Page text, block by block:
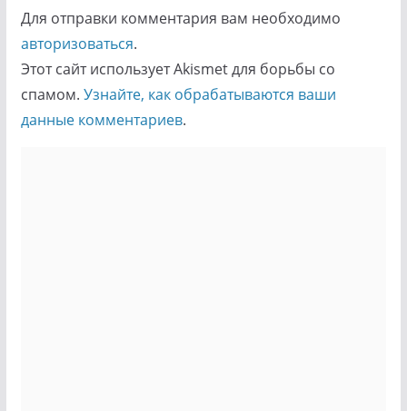
Для отправки комментария вам необходимо
авторизоваться.
Этот сайт использует Akismet для борьбы со
спамом. Узнайте, как обрабатываются ваши
данные комментариев.